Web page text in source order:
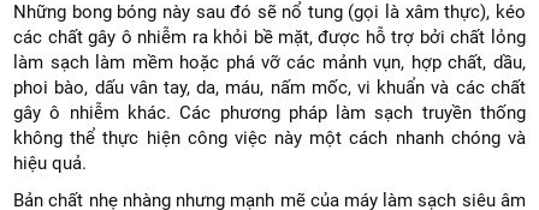
Dist 10,
Những bong bóng này sau đó sẽ nổ tung (gọi là xâm thực), kéo
các chất gây ô nhiễm ra khỏi bề mặt, được hỗ trợ bởi chất lỏng
làm sạch làm mềm hoặc phá vỡ các mảnh vụn, hợp chất, dầu,
phoi bào, dấu vân tay, da, máu, nấm mốc, vi khuẩn và các chất
gây ô nhiễm khác. Các phương pháp làm sạch truyền thống
không thể thực hiện công việc này một cách nhanh chóng và
hiệu quả.
Bản chất nhẹ nhàng nhưng mạnh mẽ của máy làm sạch siêu âm